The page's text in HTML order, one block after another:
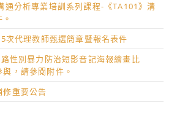
通分析專業培訓系列課程-《TA101》溝
次代理教師甄選簡章暨報名表件
性別暴力防治短影音記海報繪畫比
，請參閱附件。
修重要公告